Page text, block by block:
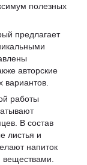
полезных
предлагает
авторские
вариантов.
работы
В состав
листья и
напиток
веществами.